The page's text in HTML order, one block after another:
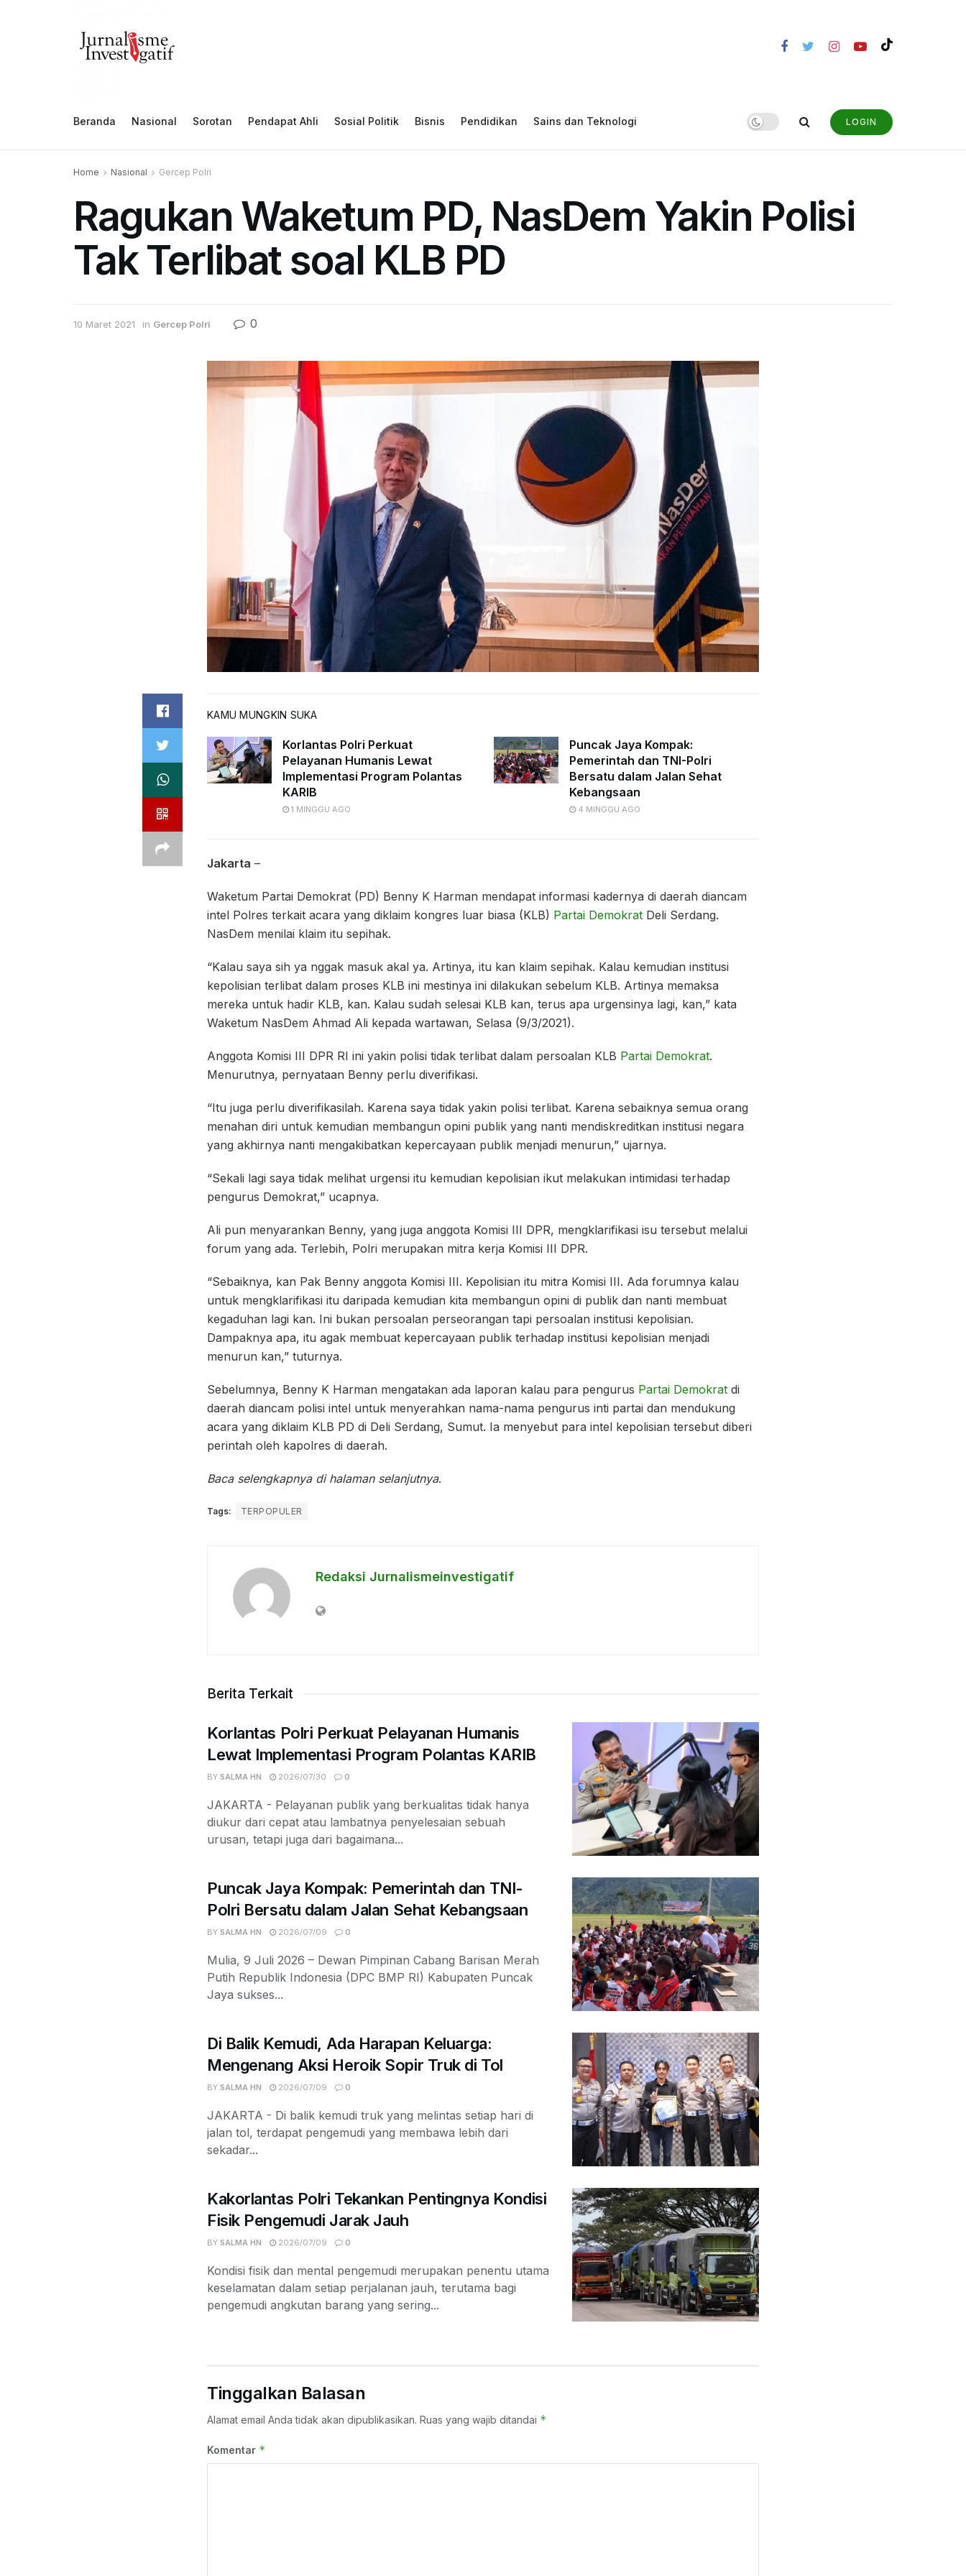
Beranda Nasional Sorotan Pendapat Ahli Sosial Politik Bisnis Pendidikan Sains dan Teknologi LOGIN
Home Nasional Gercep Polri
Ragukan Waketum PD, NasDem Yakin Polisi
Tak Terlibat soal KLB PD
10 Maret 2021 in Gercep Polri 0
KAMU MUNGKIN SUKA
Korlantas Polri Perkuat
Pelayanan Humanis Lewat
Implementasi Program Polantas
KARIB
1 MINGGU AGO
Puncak Jaya Kompak:
Pemerintah dan TNI-Polri
Bersatu dalam Jalan Sehat
Kebangsaan
4 MINGGU AGO
Jakarta –
Waketum Partai Demokrat (PD) Benny K Harman mendapat informasi kadernya di daerah diancam
intel Polres terkait acara yang diklaim kongres luar biasa (KLB) Partai Demokrat Deli Serdang.
NasDem menilai klaim itu sepihak.
“Kalau saya sih ya nggak masuk akal ya. Artinya, itu kan klaim sepihak. Kalau kemudian institusi
kepolisian terlibat dalam proses KLB ini mestinya ini dilakukan sebelum KLB. Artinya memaksa
mereka untuk hadir KLB, kan. Kalau sudah selesai KLB kan, terus apa urgensinya lagi, kan,” kata
Waketum NasDem Ahmad Ali kepada wartawan, Selasa (9/3/2021).
Anggota Komisi III DPR RI ini yakin polisi tidak terlibat dalam persoalan KLB Partai Demokrat.
Menurutnya, pernyataan Benny perlu diverifikasi.
“Itu juga perlu diverifikasilah. Karena saya tidak yakin polisi terlibat. Karena sebaiknya semua orang
menahan diri untuk kemudian membangun opini publik yang nanti mendiskreditkan institusi negara
yang akhirnya nanti mengakibatkan kepercayaan publik menjadi menurun,” ujarnya.
“Sekali lagi saya tidak melihat urgensi itu kemudian kepolisian ikut melakukan intimidasi terhadap
pengurus Demokrat,” ucapnya.
Ali pun menyarankan Benny, yang juga anggota Komisi III DPR, mengklarifikasi isu tersebut melalui
forum yang ada. Terlebih, Polri merupakan mitra kerja Komisi III DPR.
“Sebaiknya, kan Pak Benny anggota Komisi III. Kepolisian itu mitra Komisi III. Ada forumnya kalau
untuk mengklarifikasi itu daripada kemudian kita membangun opini di publik dan nanti membuat
kegaduhan lagi kan. Ini bukan persoalan perseorangan tapi persoalan institusi kepolisian.
Dampaknya apa, itu agak membuat kepercayaan publik terhadap institusi kepolisian menjadi
menurun kan,” tuturnya.
Sebelumnya, Benny K Harman mengatakan ada laporan kalau para pengurus Partai Demokrat di
daerah diancam polisi intel untuk menyerahkan nama-nama pengurus inti partai dan mendukung
acara yang diklaim KLB PD di Deli Serdang, Sumut. Ia menyebut para intel kepolisian tersebut diberi
perintah oleh kapolres di daerah.
Baca selengkapnya di halaman selanjutnya.
Tags: TERPOPULER
Redaksi Jurnalismeinvestigatif
Berita Terkait
Korlantas Polri Perkuat Pelayanan Humanis
Lewat Implementasi Program Polantas KARIB
BY SALMA HN 2026/07/30 0
JAKARTA - Pelayanan publik yang berkualitas tidak hanya
diukur dari cepat atau lambatnya penyelesaian sebuah
urusan, tetapi juga dari bagaimana...
Puncak Jaya Kompak: Pemerintah dan TNI-
Polri Bersatu dalam Jalan Sehat Kebangsaan
BY SALMA HN 2026/07/09 0
Mulia, 9 Juli 2026 – Dewan Pimpinan Cabang Barisan Merah
Putih Republik Indonesia (DPC BMP RI) Kabupaten Puncak
Jaya sukses...
Di Balik Kemudi, Ada Harapan Keluarga:
Mengenang Aksi Heroik Sopir Truk di Tol
BY SALMA HN 2026/07/09 0
JAKARTA - Di balik kemudi truk yang melintas setiap hari di
jalan tol, terdapat pengemudi yang membawa lebih dari
sekadar...
Kakorlantas Polri Tekankan Pentingnya Kondisi
Fisik Pengemudi Jarak Jauh
BY SALMA HN 2026/07/09 0
Kondisi fisik dan mental pengemudi merupakan penentu utama
keselamatan dalam setiap perjalanan jauh, terutama bagi
pengemudi angkutan barang yang sering...
Tinggalkan Balasan
Alamat email Anda tidak akan dipublikasikan. Ruas yang wajib ditandai *
Komentar *